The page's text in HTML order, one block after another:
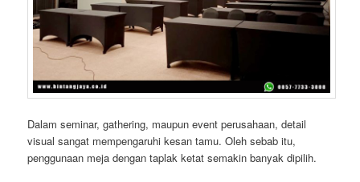
Dalam seminar, gathering, maupun event perusahaan, detail
visual sangat mempengaruhi kesan tamu. Oleh sebab itu,
penggunaan meja dengan taplak ketat semakin banyak dipilih.